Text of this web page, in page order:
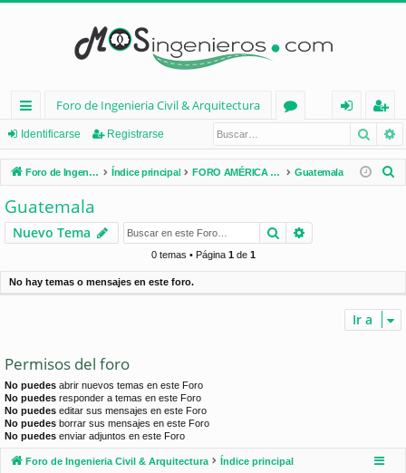
nl
ac
es
rá
pi
d
Foro de Ingenieria Civil & Arquitectura
os
nt
ifi
e
eg
ist
ra
Identificarse Registrarse
Foro de Ingenieria Civil & Arquitectura Índice principal FORO AMÉRICA LATINA Guatemala
r
Guatemala
Nuevo Tema Buscar
0 temas • Página 1de 1
No hay temas o mensajes en este foro.
Ir a
Permisos del foro
No puedes abrir nuevos temas en este Foro
No puedes responder a temas en este Foro
No puedes editar sus mensajes en este Foro
No puedes borrar sus mensajes en este Foro
No puedes enviar adjuntos en este Foro
Foro de Ingenieria Civil & Arquitectura Índice principal